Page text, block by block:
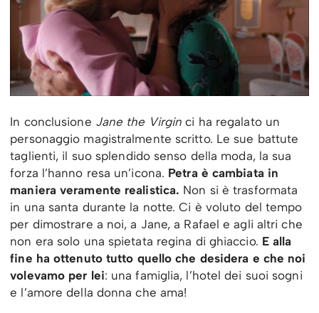
In conclusione Jane the Virginci ha regalato un
personaggio magistralmente scritto. Le sue battute
taglienti, il suo splendido senso della moda, la sua
forza l’hanno resa un’icona. Petra è cambiata in
maniera veramente realistica. Non si è trasformata
in una santa durante la notte. Ci è voluto del tempo
per dimostrare a noi, a Jane, a Rafael e agli altri che
non era solo una spietata regina di ghiaccio. E alla
fine ha ottenuto tutto quello che desidera e che noi
volevamo per lei: una famiglia, l’hotel dei suoi sogni
e l’amore della donna che ama!